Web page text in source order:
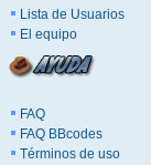
Lista de Usuarios
El equipo
FAQ
FAQ BBcodes
Términos de uso